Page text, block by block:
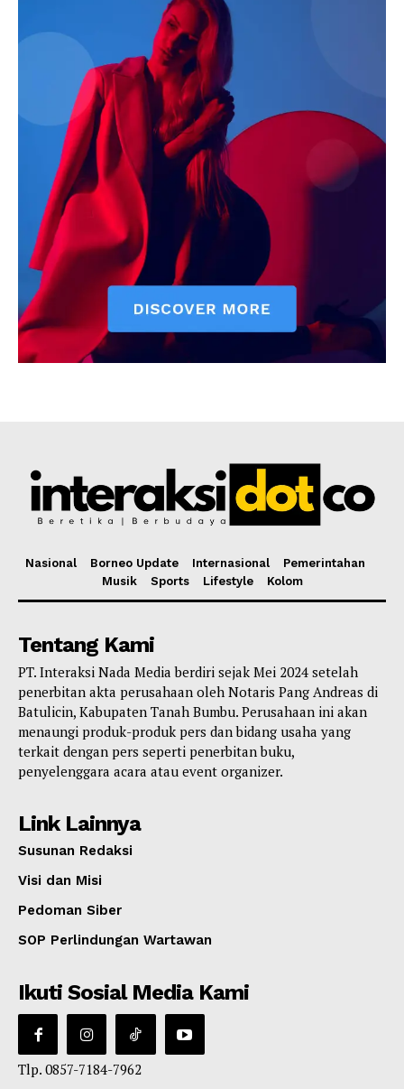
Nasional Borneo Update Internasional
Pemerintahan
Musik
Sports Lifestyle Kolom
Tentang Kami
PT. Interaksi Nada Media berdiri sejak Mei 2024 setelah
penerbitan akta perusahaan oleh Notaris Pang Andreas di
Batulicin, Kabupaten Tanah Bumbu. Perusahaan ini akan
menaungi produk-produk pers dan bidang usaha yang
terkait dengan pers seperti penerbitan buku,
penyelenggara acara atau event organizer.
Link Lainnya
Susunan Redaksi
Visi dan Misi
Pedoman Siber
SOP Perlindungan Wartawan
Ikuti Sosial Media Kami
Tlp. 0857-7184-7962